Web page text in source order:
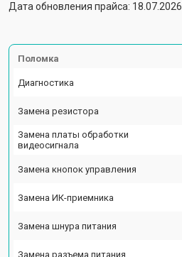
Дата обновления прайса: 18.07.2026
Поломка
Диагностика
Замена резистора
Замена платы обработки
видеосигнала
Замена кнопок управления
Замена ИК-приемника
Замена шнура питания
Замена разъема питания